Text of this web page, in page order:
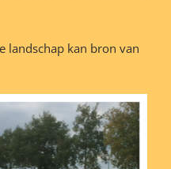
landschap kan bron van